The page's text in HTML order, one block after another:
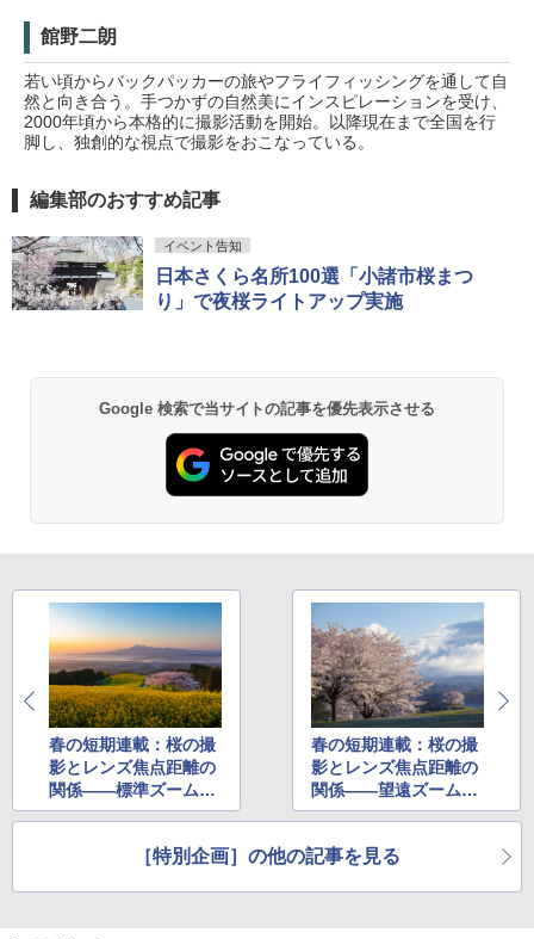
館野二朗
若い頃からバックパッカーの旅やフライフィッシングを通して自
然と向き合う。手つかずの自然美にインスピレーションを受け、
2000年頃から本格的に撮影活動を開始。以降現在まで全国を行
脚し、独創的な視点で撮影をおこなっている。
編集部のおすすめ記事
イベント告知
日本さくら名所100選「小諸市桜まつ
り」で夜桜ライトアップ実施
Google 検索で当サイトの記事を優先表示させる
春の短期連載：桜の撮
影とレンズ焦点距離の
関係——標準ズームレ
ンズ編（その1）
春の短期連載：桜の撮
影とレンズ焦点距離の
関係——望遠ズームレ
ンズ編
［特別企画］の他の記事を見る